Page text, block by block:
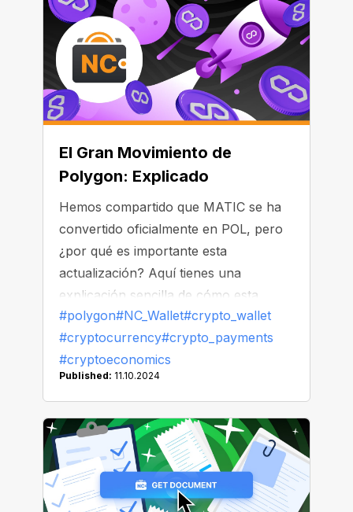
El Gran Movimiento de
Polygon: Explicado
Hemos compartido que MATIC se ha
convertido oficialmente en POL, pero
¿por qué es importante esta
actualización? Aquí tienes una
explicación sencilla de cómo esta
actualización te afecta como usuario,
y por qué POL podría convertirse en
tu token favorito.
#polygon#NC_Wallet#crypto_wallet
#cryptocurrency#crypto_payments
#cryptoeconomics
Published: 11.10.2024